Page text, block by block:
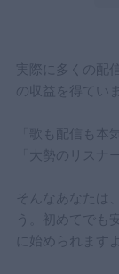
実際に多くの配
の収益を得てい
「歌も配信も本
「大勢のリスナ
そんなあなたは
う。初めてでも
に始められますよ